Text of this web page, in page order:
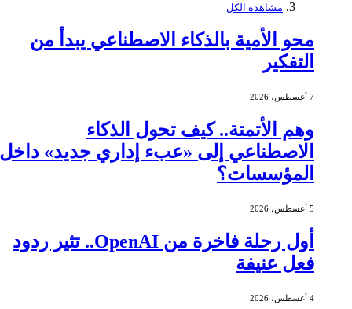
مشاهدة الكل
محو الأمية بالذكاء الاصطناعي يبدأ من
التفكير
7 أغسطس، 2026
وهم الأتمتة.. كيف تحول الذكاء
الاصطناعي إلى «عبء إداري جديد» داخل
المؤسسات؟
5 أغسطس، 2026
أول رحلة فاخرة من OpenAI.. تثير ردود
فعل عنيفة
4 أغسطس، 2026